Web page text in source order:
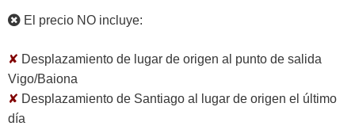
El precio NO incluye:
✘ Desplazamiento de lugar de origen al punto de salida
Vigo/Baiona
✘ Desplazamiento de Santiago al lugar de origen el último
día